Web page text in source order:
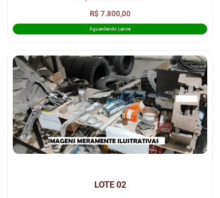
R$ 7.800,00
Aguardando Lance
LOTE 02